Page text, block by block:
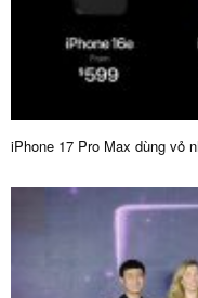
iPhone 17 Pro Max dùng vỏ